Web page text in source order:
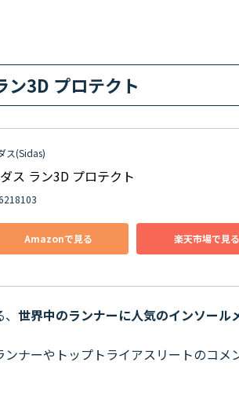
ン3D プロテクト
ス(Sidas)
ス ラン3D プロテクト
Amazonで見る 楽天市場で見る
世界中のランナーに人気のインソール
ナーやトップトライアスリートのコメ